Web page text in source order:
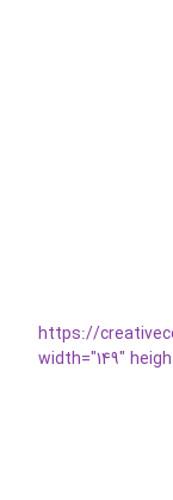
https://
width="149"